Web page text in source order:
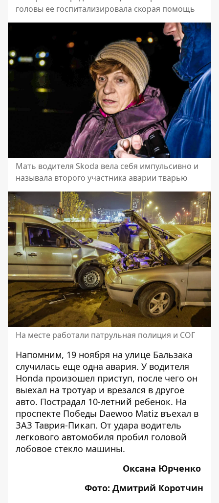
головы ее госпитализировала скорая помощь
Мать водителя Skoda вела себя импульсивно и
называла второго участника аварии тварью
На месте работали патрульная полиция и СОГ
Напомним, 19 ноября на улице Бальзака
случилась еще одна авария. У водителя
Honda произошел приступ, после чего он
выехал на тротуар и врезался в другое
авто. Пострадал 10-летний ребенок. На
проспекте Победы Daewoo Matiz въехал в
ЗАЗ Таврия-Пикап. От удара водитель
легкового автомобиля пробил головой
лобовое стекло машины.
Оксана Юрченко
Фото: Дмитрий Коротчин